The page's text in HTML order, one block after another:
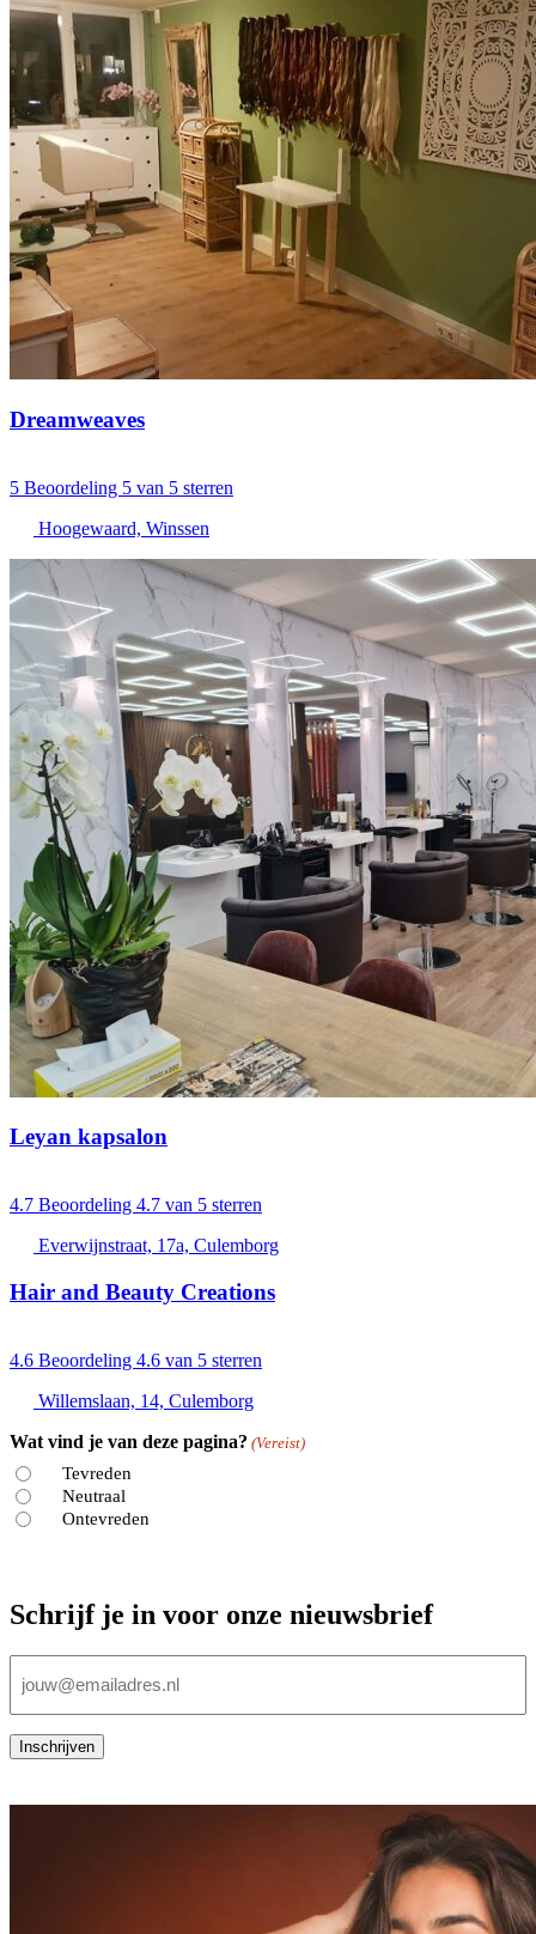
Dreamweaves
5 Beoordeling 5 van 5 sterren
Hoogewaard, Winssen
Leyan kapsalon
4.7 Beoordeling 4.7 van 5 sterren
Everwijnstraat, 17a, Culemborg
Hair and Beauty Creations
4.6 Beoordeling 4.6 van 5 sterren
Willemslaan, 14, Culemborg
Wat vind je van deze pagina? (Vereist)
Tevreden
Neutraal
Ontevreden
Schrijf je in voor onze nieuwsbrief
mailadres
Inschrijven